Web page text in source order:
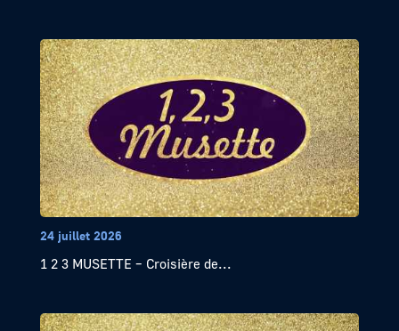
24 juillet 2026
1 2 3 MUSETTE – Croisière de...